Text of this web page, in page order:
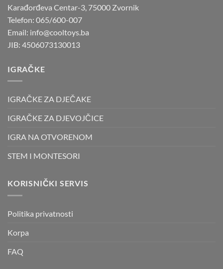
Karađorđeva Centar-3, 75000 Zvornik
Telefon: 065/600-007
Email: info@cooltoys.ba
JIB: 4506073130013
IGRAČKE
IGRAČKE ZA DJEČAKE
IGRAČKE ZA DJEVOJČICE
IGRA NA OTVORENOM
STEM I MONTESORI
KORISNIČKI SERVIS
Politika privatnosti
Korpa
FAQ